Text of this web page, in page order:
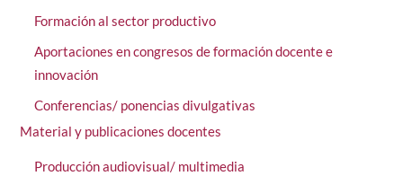
Formación al sector productivo
Aportaciones en congresos de formación docente e
innovación
Conferencias/ ponencias divulgativas
Material y publicaciones docentes
Producción audiovisual/ multimedia